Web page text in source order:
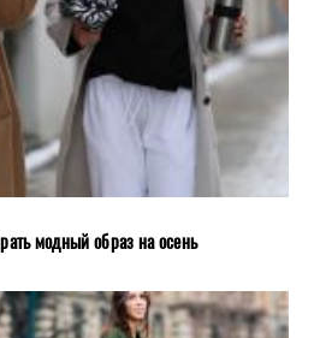
модный образ на осень